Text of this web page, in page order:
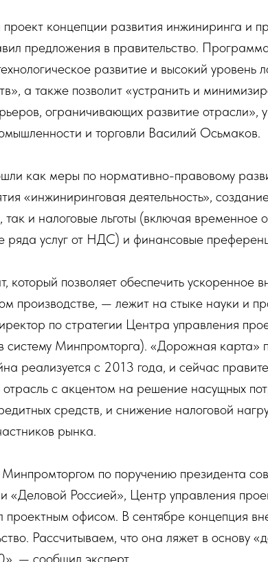
концепции развития инжиниринга и
предложения в правительство.
развитие и высокий уровень
а также позволит «устранить и
ограничивающих развитие отрасли»,
и торговли Василий Осьмаков.
как меры по нормативно-правовому
«инжиниринговая деятельность»,
и налоговые льготы (включая временное
ряда услуг от НДС) и финансовые
позволяет обеспечить ускоренное
производстве, — лежит на стыке науки и
по стратегии Центра управления
систему Минпромторга). «Дорожная карта»
реализуется с 2013 года, и сейчас
с акцентом на решение насущных
средств, и снижение налоговой
рынка.
по поручению президента
«Деловой Россией», Центр управления
проектным офисом. В сентябре концепция
Рассчитываем, что она ляжет в основу
— сообщил эксперт.